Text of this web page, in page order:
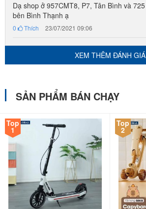
Dạ shop ở 957CMT8, P7, Tân Bình và
bên Bình Thạnh ạ
0 Thích 23/07/2021 09:06
XEM THÊM ĐÁNH GIÁ
SẢN PHẨM BÁN CHẠY
Top
1
Top
2